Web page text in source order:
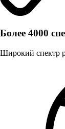
Более 4000
Широкий спектр